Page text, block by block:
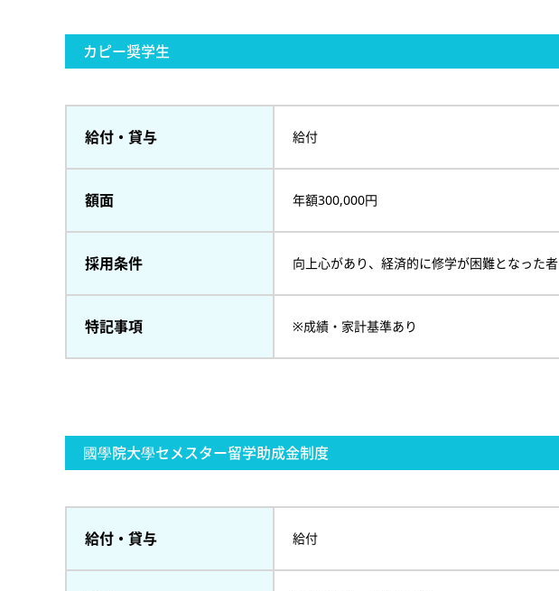
カピー奨学生
給付・貸与 給付
額面 年額300,000円
採用条件 向上心があり、経済的に修学が困難となった者
特記事項 ※成績・家計基準あり
國學院大學セメスター留学助成金制度
給付・貸与 給付